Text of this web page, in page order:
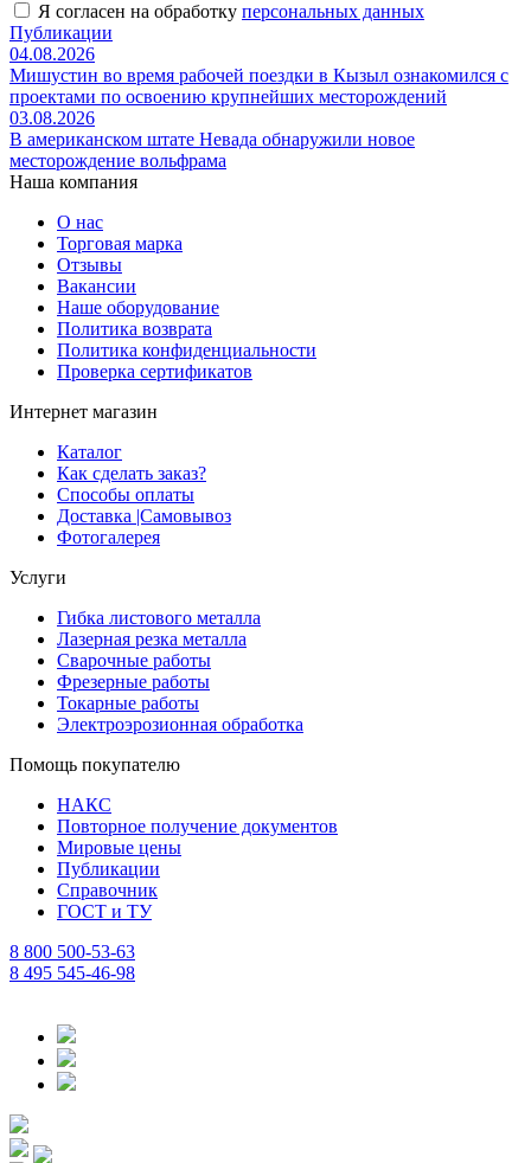
Я согласен на обработку персональных данных
Публикации
04.08.2026
Мишустин во время рабочей поездки в Кызыл ознакомился с
проектами по освоению крупнейших месторождений
03.08.2026
В американском штате Невада обнаружили новое
месторождение вольфрама
Наша компания
О нас
Торговая марка
Отзывы
Вакансии
Наше оборудование
Политика возврата
Политика конфиденциальности
Проверка сертификатов
Интернет магазин
Каталог
Как сделать заказ?
Способы оплаты
Доставка |Cамовывоз
Фотогалерея
Услуги
Гибка листового металла
Лазерная резка металла
Сварочные работы
Фрезерные работы
Токарные работы
Электроэрозионная обработка
Помощь покупателю
НАКС
Повторное получение документов
Мировые цены
Публикации
Справочник
ГОСТ и ТУ
8 800 500-53-63
8 495 545-46-98